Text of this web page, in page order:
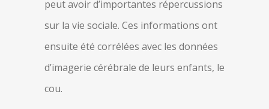
peut avoir d’importantes répercussions
sur la vie sociale. Ces informations ont
ensuite été corrélées avec les données
d’imagerie cérébrale de leurs enfants, le
cou.